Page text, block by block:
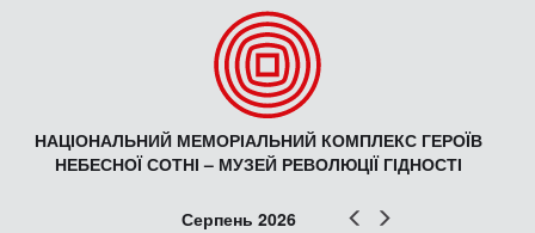
НАЦІОНАЛЬНИЙ МЕМОРІАЛЬНИЙ КОМПЛЕКС ГЕРОЇВ
НЕБЕСНОЇ СОТНІ – МУЗЕЙ РЕВОЛЮЦІЇ ГІДНОСТІ
Попер
Серпень 2026